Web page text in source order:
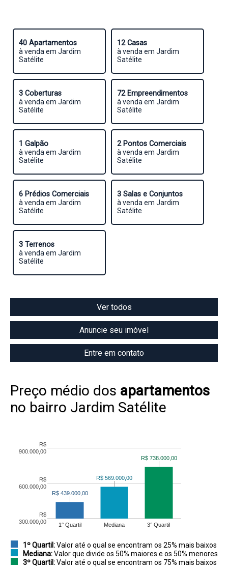
40 Apartamentos
à venda em Jardim
Satélite
12 Casas
à venda em Jardim
Satélite
3 Coberturas
à venda em Jardim
Satélite
72 Empreendimentos
à venda em Jardim
Satélite
1 Galpão
à venda em Jardim
Satélite
2 Pontos Comerciais
à venda em Jardim
Satélite
6 Prédios Comerciais
à venda em Jardim
Satélite
3 Salas e Conjuntos
à venda em Jardim
Satélite
3 Terrenos
à venda em Jardim
Satélite
Ver todos
Anuncie seu imóvel
Entre em contato
Preço médio dos apartamentos
no bairro Jardim Satélite
1° Quartil Mediana 3° Quartil
R$
300.000,00
R$
600.000,00
R$
900.000,00
R$ 439.000,00
R$ 439.000,00
R$ 569.000,00
R$ 569.000,00
R$ 738.000,00
R$ 738.000,00
1º Quartil:Valor até o qual se encontram os 25% mais baixos
Mediana:Valor que divide os 50% maiores e os 50% menores
3º Quartil:Valor até o qual se encontram os 75% mais baixos